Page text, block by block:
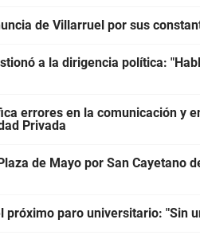
de Villarruel por sus
a la dirigencia política:
errores en la comunicación y
Privada
de Mayo por San Cayetano
próximo paro universitario: "Sin